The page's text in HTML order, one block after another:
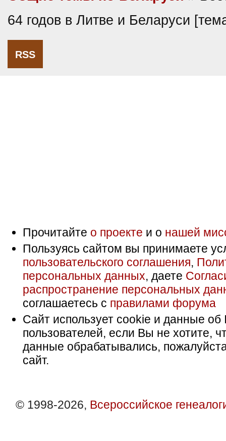
64 годов в Литве и Беларуси
RSS
Прочитайте о проекте и о нашей
Пользуясь сайтом вы принимаете
пользовательского соглашения,
персональных данных, даете
распространение персональных
соглашаетесь с правилами форума
Сайт использует cookie и данные об
пользователей, если Вы не хотите,
данные обрабатывались,
сайт.
© 1998-2026, Всероссийское